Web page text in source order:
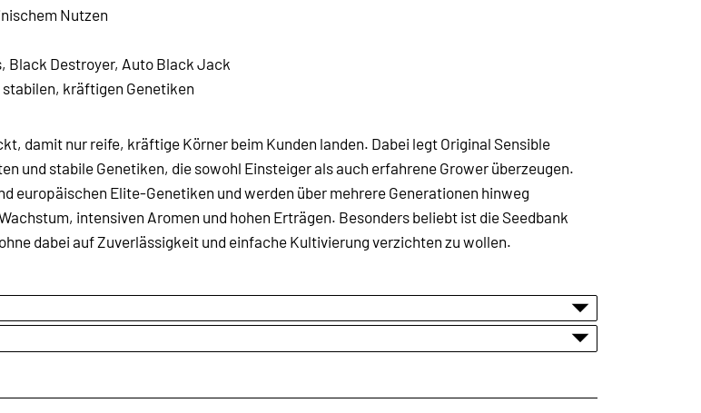
Nutzen
, Black Destroyer, Auto Black Jack
kräftigen Genetiken
damit nur reife, kräftige Körner beim Kunden landen. Dabei legt Original Sensible
und stabile Genetiken, die sowohl Einsteiger als auch erfahrene Grower überzeugen.
europäischen Elite-Genetiken und werden über mehrere Generationen hinweg
intensiven Aromen und hohen Erträgen. Besonders beliebt ist die Seedbank
dabei auf Zuverlässigkeit und einfache Kultivierung verzichten zu wollen.